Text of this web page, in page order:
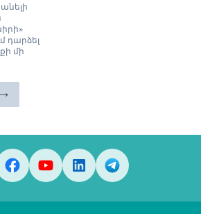
դարձել
մի